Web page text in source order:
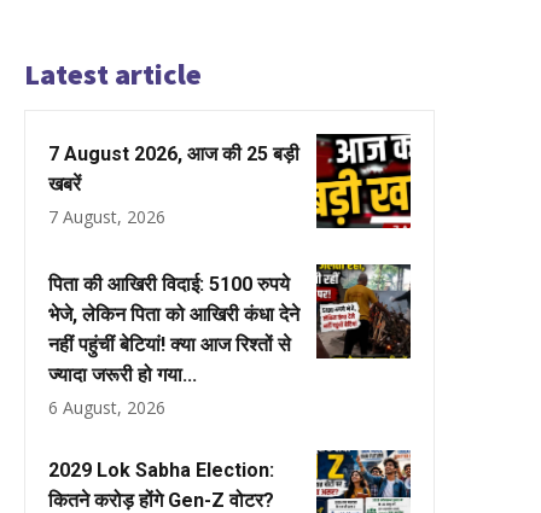
Latest article
7 August 2026, आज की 25 बड़ी
खबरें
7 August, 2026
पिता की आखिरी विदाई: 5100 रुपये
भेजे, लेकिन पिता को आखिरी कंधा देने
नहीं पहुंचीं बेटियां! क्या आज रिश्तों से
ज्यादा जरूरी हो गया...
6 August, 2026
2029 Lok Sabha Election:
कितने करोड़ होंगे Gen-Z वोटर?